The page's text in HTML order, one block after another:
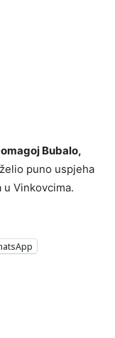
Bubalo,
puno uspjeha
Vinkovcima.